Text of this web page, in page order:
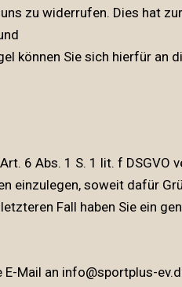
zu widerrufen. Dies hat
können Sie sich hierfür an
6 Abs. 1 S. 1 lit. f DSGVO
einzulegen, soweit dafür
Fall haben Sie ein
Mail an info@sportplus-